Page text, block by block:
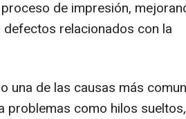
de impresión,
relacionados con la
una de las causas más
como hilos